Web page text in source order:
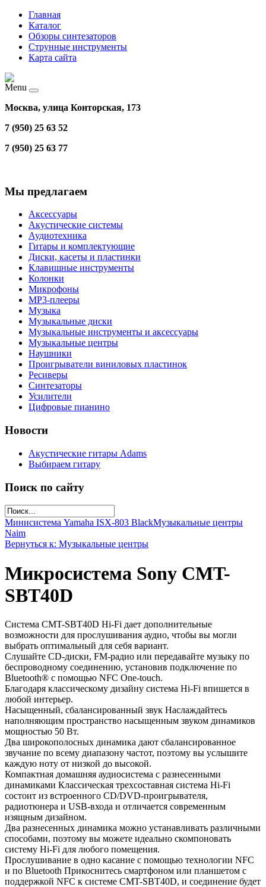
Главная
Каталог
Обзоры синтезаторов
Струнные инструменты
Карта сайта
Menu
Москва, улица Конторская, 173
7 (950) 25 63 52
7 (950) 25 63 77
Мы предлагаем
Аксессуары
Акустические системы
Аудиотехника
Гитары и комплектующие
Диски, касеты и пластинки
Клавишные инструменты
Колонки
Микрофоны
МР3-плееры
Музыка
Музыкальные диски
Музыкальные инструменты и аксессуары
Музыкальные центры
Наушники
Проигрыватели виниловых пластинок
Ресиверы
Синтезаторы
Усилители
Цифровые пианино
Новости
Акустические гитары Adams
Выбираем гитару
Поиск по сайту
Минисистема Yamaha ISX-803 BlackМузыкальные центры
Naim
Вернуться к: Музыкальные центры
Микросистема Sony CMT-
SBT40D
Система CMT-SBT40D Hi-Fi дает дополнительные
возможности для прослушивания аудио, чтобы вы могли
выбрать оптимальный для себя вариант.
Слушайте CD-диски, FM-радио или передавайте музыку по
беспроводному соединению, установив подключение по
Bluetooth® с помощью NFC One-touch.
Благодаря классическому дизайну система Hi-Fi впишется в
любой интерьер.
Насыщенный, сбалансированный звук Наслаждайтесь
наполняющим пространство насыщенным звуком динамиков
мощностью 50 Вт.
Два широкополосных динамика дают сбалансированное
звучание по всему диапазону частот, поэтому вы услышите
каждую ноту от низкой до высокой.
Компактная домашняя аудиосистема с разнесенными
динамиками Классическая трехсоставная система Hi-Fi
состоит из встроенного CD/DVD-проигрывателя,
радиотюнера и USB-входа и отличается современным
изящным дизайном.
Два разнесенных динамика можно устанавливать различными
способами, поэтому вы можете идеально скомпоновать
систему Hi-Fi для любого помещения.
Прослушивание в одно касание с помощью технологии NFC
и по Bluetooth Прикоснитесь смартфоном или планшетом с
поддержкой NFC к системе CMT-SBT40D, и соединение будет